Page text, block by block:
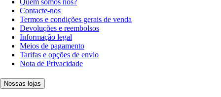
Quem somos nós?
Contacte-nos
Termos e condições gerais de venda
Devoluções e reembolsos
Informação legal
Meios de pagamento
Tarifas e opções de envio
Nota de Privacidade
Nossas lojas